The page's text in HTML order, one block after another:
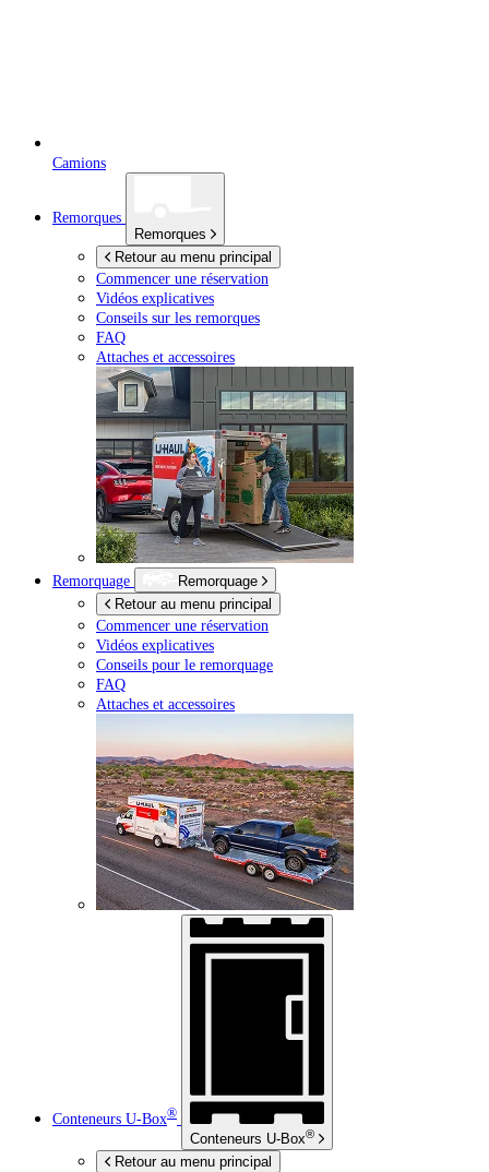
Camions
Remorques
Remorques
Retour au menu principal
Commencer une réservation
Vidéos explicatives
Conseils sur les remorques
FAQ
Attaches et accessoires
Remorquage
Remorquage
Retour au menu principal
Commencer une réservation
Vidéos explicatives
Conseils pour le remorquage
FAQ
Attaches et accessoires
Conteneurs U-Box®
Conteneurs U-Box®
Retour au menu principal